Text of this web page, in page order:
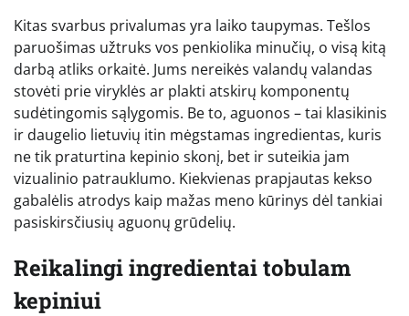
Kitas svarbus privalumas yra laiko taupymas. Tešlos
paruošimas užtruks vos penkiolika minučių, o visą kitą
darbą atliks orkaitė. Jums nereikės valandų valandas
stovėti prie viryklės ar plakti atskirų komponentų
sudėtingomis sąlygomis. Be to, aguonos – tai klasikinis
ir daugelio lietuvių itin mėgstamas ingredientas, kuris
ne tik praturtina kepinio skonį, bet ir suteikia jam
vizualinio patrauklumo. Kiekvienas prapjautas kekso
gabalėlis atrodys kaip mažas meno kūrinys dėl tankiai
pasiskirsčiusių aguonų grūdelių.
Reikalingi ingredientai tobulam
kepiniui